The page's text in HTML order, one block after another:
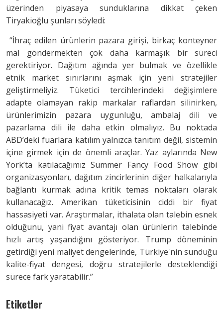
üzerinden piyasaya sunduklarına dikkat çeken
Tiryakioğlu şunları söyledi:
“İhraç edilen ürünlerin pazara girişi, birkaç konteyner
mal göndermekten çok daha karmaşık bir süreci
gerektiriyor. Dağıtım ağında yer bulmak ve özellikle
etnik market sınırlarını aşmak için yeni stratejiler
geliştirmeliyiz. Tüketici tercihlerindeki değişimlere
adapte olamayan rakip markalar raflardan silinirken,
ürünlerimizin pazara uygunluğu, ambalaj dili ve
pazarlama dili ile daha etkin olmalıyız. Bu noktada
ABD’deki fuarlara katılım yalnızca tanıtım değil, sistemin
içine girmek için de önemli araçlar. Yaz aylarında New
York’ta katılacağımız Summer Fancy Food Show gibi
organizasyonları, dağıtım zincirlerinin diğer halkalarıyla
bağlantı kurmak adına kritik temas noktaları olarak
kullanacağız. Amerikan tüketicisinin ciddi bir fiyat
hassasiyeti var. Araştırmalar, ithalata olan talebin esnek
olduğunu, yani fiyat avantajı olan ürünlerin talebinde
hızlı artış yaşandığını gösteriyor. Trump döneminin
getirdiği yeni maliyet dengelerinde, Türkiye'nin sunduğu
kalite-fiyat dengesi, doğru stratejilerle desteklendiği
sürece fark yaratabilir.”
Etiketler